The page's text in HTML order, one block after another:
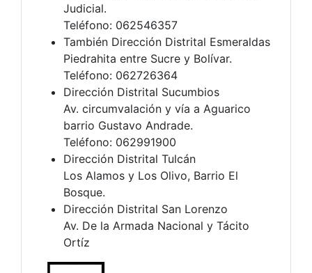
Judicial.
Teléfono: 062546357
También Dirección Distrital Esmeraldas
Piedrahita entre Sucre y Bolívar.
Teléfono: 062726364
Dirección Distrital Sucumbios
Av. circumvalación y vía a Aguarico
barrio Gustavo Andrade.
Teléfono: 062991900
Dirección Distrital Tulcán
Los Alamos y Los Olivo, Barrio El
Bosque.
Dirección Distrital San Lorenzo
Av. De la Armada Nacional y Tácito
Ortíz